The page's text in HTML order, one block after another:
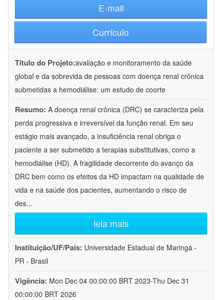
E-mail
Currículo
Título do Projeto:avaliação e monitoramento da saúde
global e da sobrevida de pessoas com doença renal crônica
submetidas a hemodiálise: um estudo de coorte
Resumo: A doença renal crônica (DRC) se caracteriza pela
perda progressiva e irreversível da função renal. Em seu
estágio mais avançado, a insuficiência renal obriga o
paciente a ser submetido a terapias substitutivas, como a
hemodiálise (HD). A fragilidade decorrente do avanço da
DRC bem como os efeitos da HD impactam na qualidade de
vida e na saúde dos pacientes, aumentando o risco de
des...
leia mais
Instituição/UF/País: Universidade Estadual de Maringá -
PR - Brasil
Vigência: Mon Dec 04 00:00:00 BRT 2023-Thu Dec 31
00:00:00 BRT 2026